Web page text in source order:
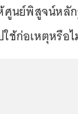
ศูนย์พิสูจน์หลั
ช้ก่อเหตุหรือไ